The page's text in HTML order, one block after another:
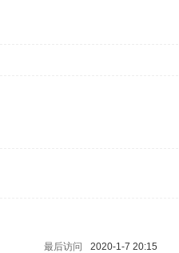
最后访问
2020-1-7 20:15